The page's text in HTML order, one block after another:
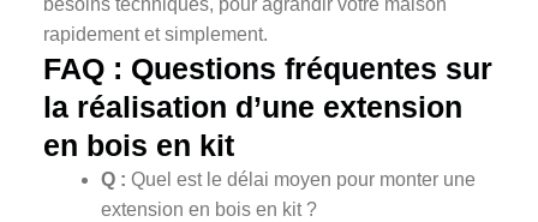
FAQ : Questions fréquentes sur
la réalisation d’une extension
en bois en kit
Q : Quel est le délai moyen pour monter une
extension en bois en kit ?